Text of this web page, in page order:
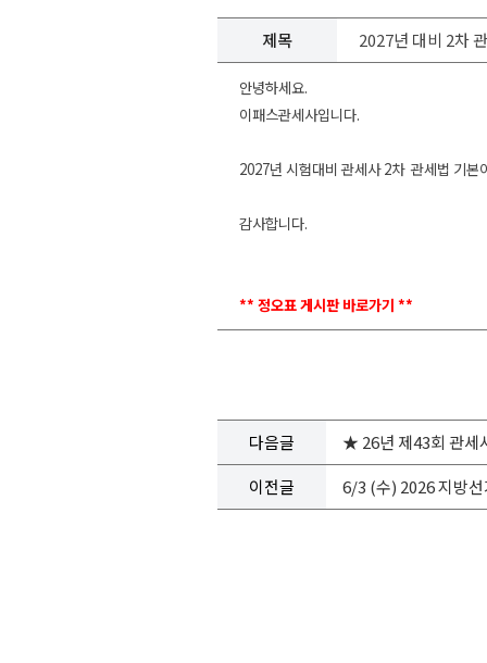
제목 2027년 대비 2차
안녕하세요.
이패스관세사입니다.
2027년 시험대비 관세사 2차 관세법 기본
감사합니다.
** 정오표 게시판 바로가기 **
다음글
★ 26년 제43회 관세
이전글
6/3 (수) 2026 지방